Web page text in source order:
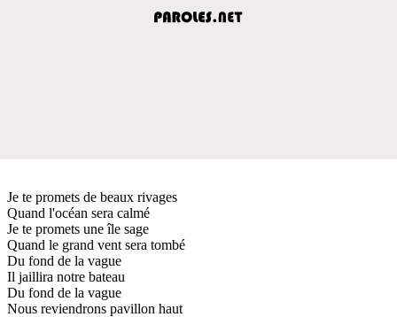
Je te promets de beaux rivages
Quand l'océan sera calmé
Je te promets une île sage
Quand le grand vent sera tombé
Du fond de la vague
Il jaillira notre bateau
Du fond de la vague
Nous reviendrons pavillon haut